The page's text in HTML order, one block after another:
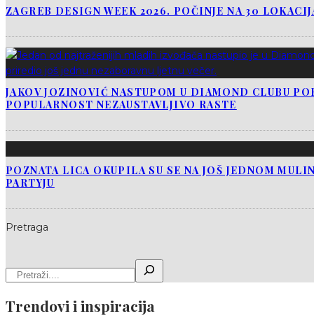
ZAGREB DESIGN WEEK 2026. POČINJE NA 30
JAKOV JOZINOVIĆ NASTUPOM U DIAMOND CLUBU
POPULARNOST NEZAUSTAVLJIVO RASTE
POZNATA LICA OKUPILA SU SE NA JOŠ JEDNOM
PARTYJU
Pretraga
Trendovi i inspiracija